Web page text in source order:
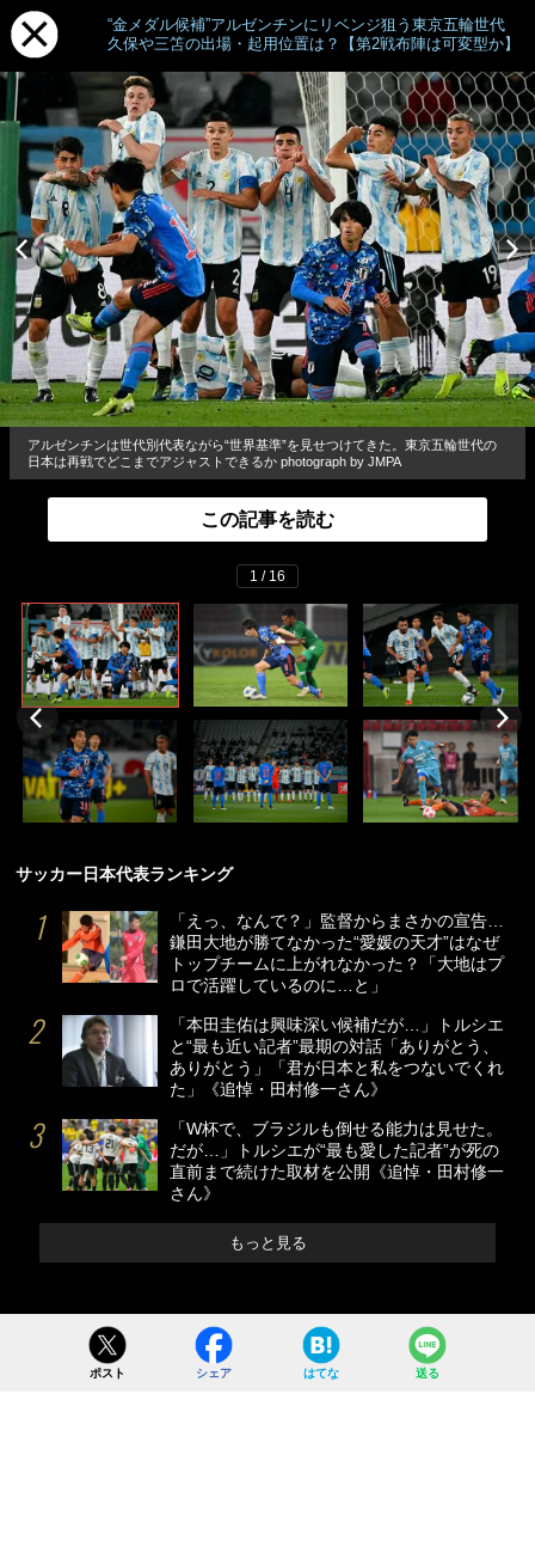
“金メダル候補”アルゼンチンにリベンジ狙う東京五輪世代
久保や三笘の出場・起用位置は？【第2戦布陣は可変型か】
アルゼンチンは世代別代表ながら“世界基準”を見せつけてきた。東京五輪世代の
日本は再戦でどこまでアジャストできるか photograph by JMPA
この記事を読む
1 / 16
サッカー日本代表ランキング
「えっ、なんで？」監督からまさかの宣告…
鎌田大地が勝てなかった“愛媛の天才”はなぜ
トップチームに上がれなかった？「大地はプ
ロで活躍しているのに…と」
「本田圭佑は興味深い候補だが…」トルシエ
と“最も近い記者”最期の対話「ありがとう、
ありがとう」「君が日本と私をつないでくれ
た」《追悼・田村修一さん》
「W杯で、ブラジルも倒せる能力は見せた。
だが…」トルシエが“最も愛した記者”が死の
直前まで続けた取材を公開《追悼・田村修一
さん》
もっと見る
ポスト シェア はてな 送る